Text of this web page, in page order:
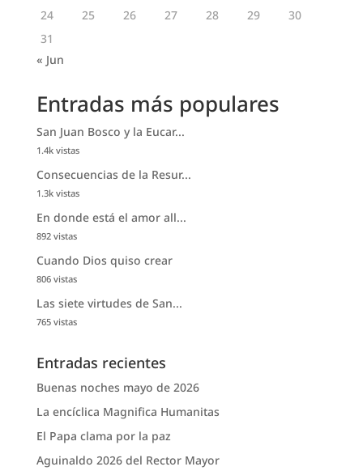
24
25 26 27 28 29
30
31
« Jun
Entradas más populares
San Juan Bosco y la Eucar...
1.4k vistas
Consecuencias de la Resur...
1.3k vistas
En donde está el amor all...
892 vistas
Cuando Dios quiso crear
806 vistas
Las siete virtudes de San...
765 vistas
Entradas recientes
Buenas noches mayo de 2026
La encíclica Magnifica Humanitas
El Papa clama por la paz
Aguinaldo 2026 del Rector Mayor